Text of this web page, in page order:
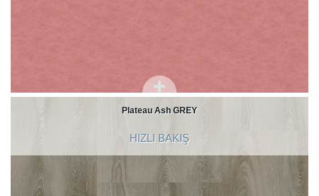
Plateau Ash GREY
HIZLI BAKIŞ